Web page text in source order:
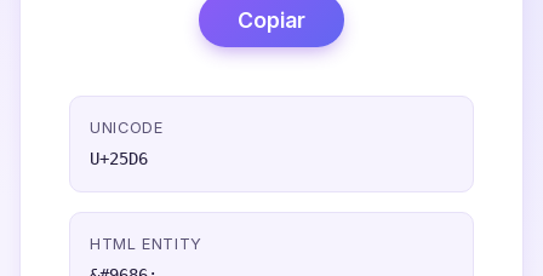
Copiar
UNICODE
U+25D6
HTML ENTITY